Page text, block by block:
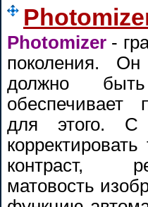
Photomizer -
поколения.
должно
обеспечивает
для этого. С
контраст,
матовость